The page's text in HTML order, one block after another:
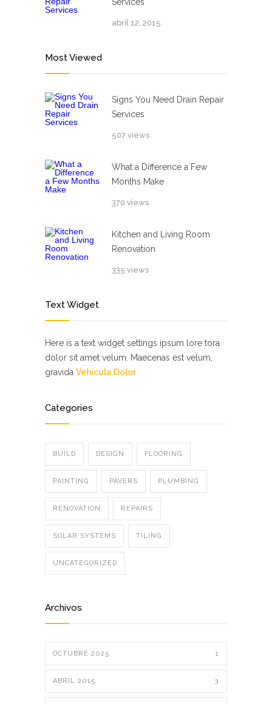
abril 12, 2015
Most Viewed
Signs You Need Drain Repair
Services
507 views
What a Difference a Few
Months Make
370 views
Kitchen and Living Room
Renovation
335 views
Text Widget
Here is a text widget settings ipsum lore tora
dolor sit amet velum. Maecenas est velum,
gravida Vehicula Dolor
Categories
BUILD DESIGN FLOORING
PAINTING PAVERS PLUMBING
RENOVATION REPAIRS
SOLAR SYSTEMS TILING
UNCATEGORIZED
Archivos
OCTUBRE 2025 1
ABRIL 2015 3